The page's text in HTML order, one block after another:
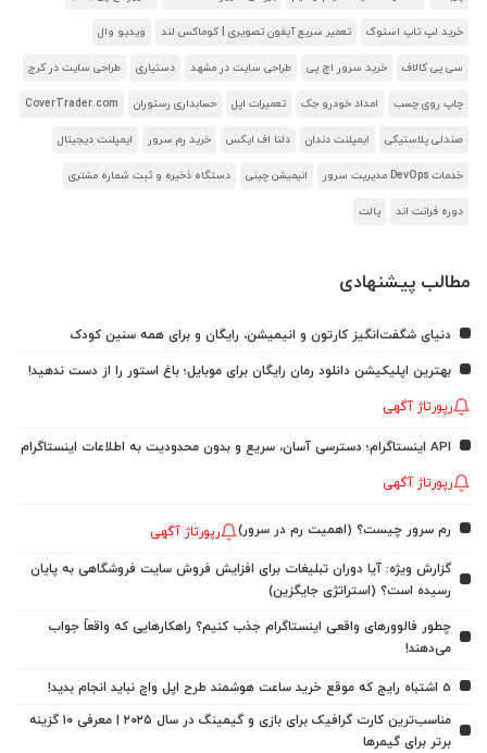
خرید لپ تاپ استوک تعمیر سریع آیفون تصویری | کوماکس لند ویدیو وال
سی پی کالاف خرید سرور اچ پی طراحی سایت در مشهد دستیاری طراحی سایت در کرج
چاپ روی چسب امداد خودرو جک تعمیرات اپل حسابداری رستوران CoverTrader.com
صندلی پلاستیکی ایمپلنت دندان دلتا اف ایکس خرید رم سرور ایمپلنت دیجیتال
خدمات DevOps مدیریت سرور انیمیشن چینی دستگاه ذخیره و ثبت شماره مشتری
دوره فرانت اند پالت
مطالب پیشنهادی
دنیای شگفت‌انگیز کارتون و انیمیشن، رایگان و برای همه سنین کودک
بهترین اپلیکیشن دانلود رمان رایگان برای موبایل؛ باغ استور را از دست ندهید!
رپورتاژ آگهی
API اینستاگرام؛ دسترسی آسان، سریع و بدون محدودیت به اطلاعات اینستاگرام
رپورتاژ آگهی
رم سرور چیست؟ (اهمیت رم در سرور) رپورتاژ آگهی
گزارش ویژه: آیا دوران تبلیغات برای افزایش فروش سایت فروشگاهی به پایان
رسیده است؟ (استراتژی جایگزین)
چطور فالوورهای واقعی اینستاگرام جذب کنیم؟ راهکارهایی که واقعاً جواب
می‌دهند!
5 اشتباه رایج که موقع خرید ساعت هوشمند طرح اپل واچ نباید انجام بدید!
مناسب‌ترین کارت گرافیک برای بازی و گیمینگ در سال ۲۰۲۵ | معرفی ۱۰ گزینه
برتر برای گیمرها